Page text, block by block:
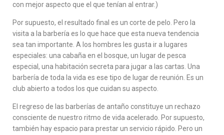
con mejor aspecto que el que tenían al entrar.)
Por supuesto, el resultado final es un corte de pelo. Pero la
visita a la barbería es lo que hace que esta nueva tendencia
sea tan importante. A los hombres les gusta ir a lugares
especiales: una cabaña en el bosque, un lugar de pesca
especial, una habitación secreta para jugar a las cartas. Una
barbería de toda la vida es ese tipo de lugar de reunión. Es un
club abierto a todos los que cuidan su aspecto.
El regreso de las barberías de antaño constituye un rechazo
consciente de nuestro ritmo de vida acelerado. Por supuesto,
también hay espacio para prestar un servicio rápido. Pero un